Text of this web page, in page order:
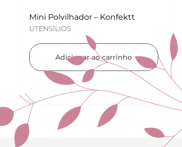
Kit para Copos de Massa 2 peças
– Konfektt
UTENSÍLIOS
Adicionar ao carrinho